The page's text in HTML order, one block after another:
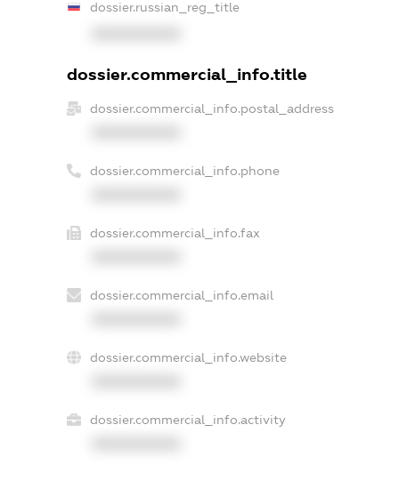
dossier.russian_reg_title
dossier.commercial_info.title
dossier.commercial_info.postal_address
dossier.commercial_info.phone
dossier.commercial_info.fax
dossier.commercial_info.email
dossier.commercial_info.website
dossier.commercial_info.activity